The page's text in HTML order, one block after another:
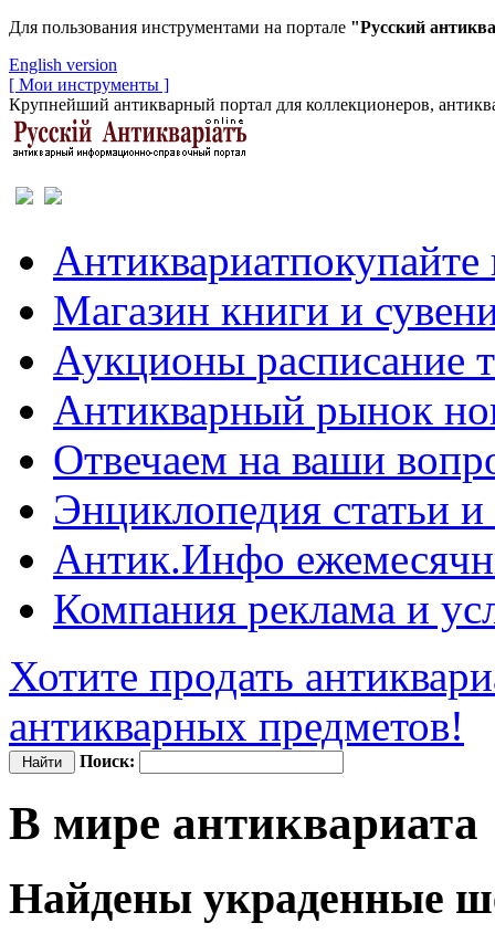
Для пользования инструментами на портале "Русский
English version
[ Мои инструменты ]
Крупнейший антикварный портал для коллекционеров,
Антиквариатпокупайте
Магазин книги и
Аукционы расписание
Антикварный рынок
Отвечаем на ваши
Энциклопедия статьи
Антик.Инфо
Компания реклама и
Хотите продать
антикварных предметов!
Поиск:
В мире антиквариата
Найдены украденные